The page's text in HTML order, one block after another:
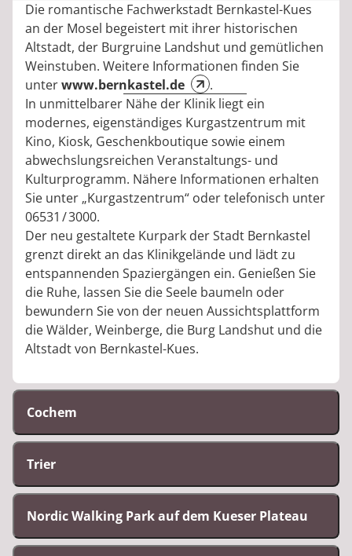
Die romantische Fachwerkstadt Bernkastel-Kues
an der Mosel begeistert mit ihrer historischen
Altstadt, der Burgruine Landshut und gemütlichen
Weinstuben. Weitere Informationen finden Sie
unterwww.bernkastel.de
.
In unmittelbarer Nähe der Klinik liegt ein
modernes, eigenständiges Kurgastzentrum mit
Kino, Kiosk, Geschenkboutique sowie einem
abwechslungsreichen Veranstaltungs- und
Kulturprogramm. Nähere Informationen erhalten
Sie unter „Kurgastzentrum“ oder telefonisch unter
06531 / 3000.
Der neu gestaltete Kurpark der Stadt Bernkastel
grenzt direkt an das Klinikgelände und lädt zu
entspannenden Spaziergängen ein. Genießen Sie
die Ruhe, lassen Sie die Seele baumeln oder
bewundern Sie von der neuen Aussichtsplattform
die Wälder, Weinberge, die Burg Landshut und die
Altstadt von Bernkastel-Kues.
Cochem
Trier
Nordic Walking Park auf dem Kueser Plateau